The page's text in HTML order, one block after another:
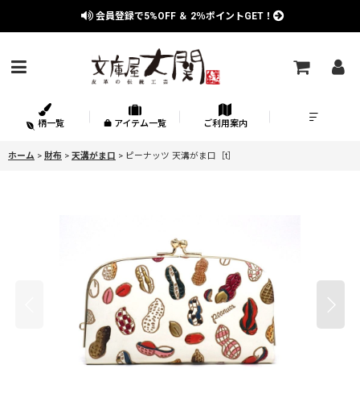
会員登録で5%OFF ＆ 2％ポイントGET！
柄一覧 アイテム一覧 ご利用案内
ホーム > 財布 > 天溝がま口 > ピーナッツ 天溝がま口［t］